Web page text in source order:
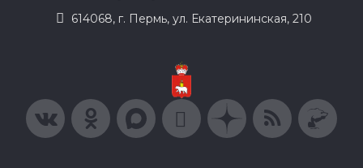
614068, г. Пермь, ул. Екатерининская, 210